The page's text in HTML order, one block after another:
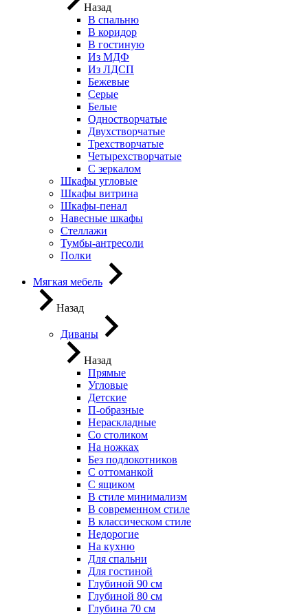
Назад
В спальню
В коридор
В гостиную
Из МДФ
Из ЛДСП
Бежевые
Серые
Белые
Одностворчатые
Двухстворчатые
Трехстворчатые
Четырехстворчатые
С зеркалом
Шкафы угловые
Шкафы витрина
Шкафы-пенал
Навесные шкафы
Стеллажи
Тумбы-антресоли
Полки
Мягкая мебель
Назад
Диваны
Назад
Прямые
Угловые
Детские
П-образные
Нераскладные
Со столиком
На ножках
Без подлокотников
С оттоманкой
С ящиком
В стиле минимализм
В современном стиле
В классическом стиле
Недорогие
На кухню
Для спальни
Для гостиной
Глубиной 90 см
Глубиной 80 см
Глубина 70 см